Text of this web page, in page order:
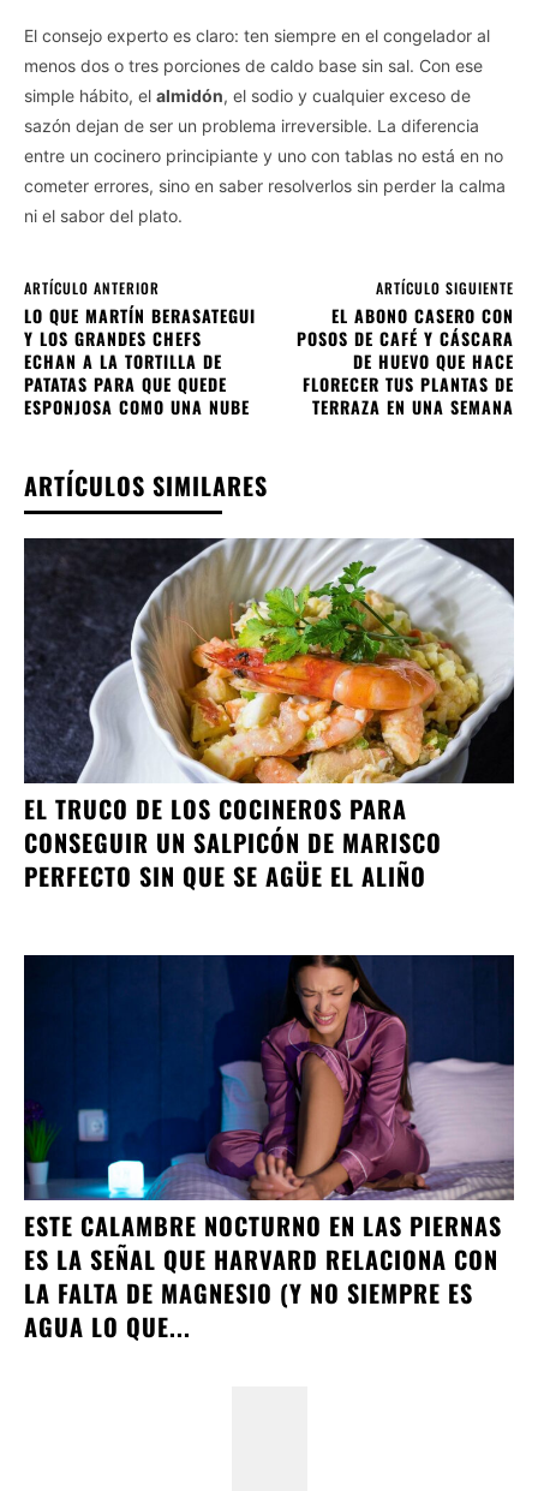
El consejo experto es claro: ten siempre en el congelador al
menos dos o tres porciones de caldo base sin sal. Con ese
simple hábito, el almidón, el sodio y cualquier exceso de
sazón dejan de ser un problema irreversible. La diferencia
entre un cocinero principiante y uno con tablas no está en no
cometer errores, sino en saber resolverlos sin perder la calma
ni el sabor del plato.
ARTÍCULO ANTERIOR
LO QUE MARTÍN BERASATEGUI
Y LOS GRANDES CHEFS
ECHAN A LA TORTILLA DE
PATATAS PARA QUE QUEDE
ESPONJOSA COMO UNA NUBE
ARTÍCULO SIGUIENTE
EL ABONO CASERO CON
POSOS DE CAFÉ Y CÁSCARA
DE HUEVO QUE HACE
FLORECER TUS PLANTAS DE
TERRAZA EN UNA SEMANA
ARTÍCULOS SIMILARES
EL TRUCO DE LOS COCINEROS PARA
CONSEGUIR UN SALPICÓN DE MARISCO
PERFECTO SIN QUE SE AGÜE EL ALIÑO
ESTE CALAMBRE NOCTURNO EN LAS PIERNAS
ES LA SEÑAL QUE HARVARD RELACIONA CON
LA FALTA DE MAGNESIO (Y NO SIEMPRE ES
AGUA LO QUE...